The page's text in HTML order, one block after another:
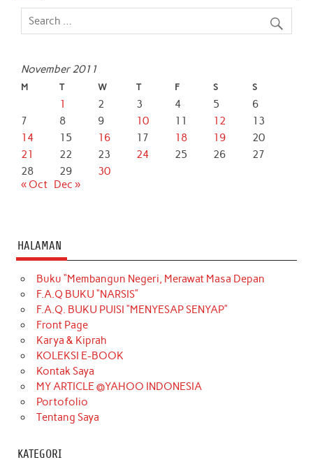
November 2011
M T W T F S S
1 2 3 4 5
6
7
8 9 10 11 12
13
14
15 16 17 18 19
20
21
22 23 24 25 26
27
28
29
30
« Oct Dec »
HALAMAN
Buku “Membangun Negeri, Merawat Masa Depan
F.A.Q BUKU “NARSIS”
F.A.Q. BUKU PUISI “MENYESAP SENYAP”
Front Page
Karya & Kiprah
KOLEKSI E-BOOK
Kontak Saya
MY ARTICLE @YAHOO INDONESIA
Portofolio
Tentang Saya
KATEGORI